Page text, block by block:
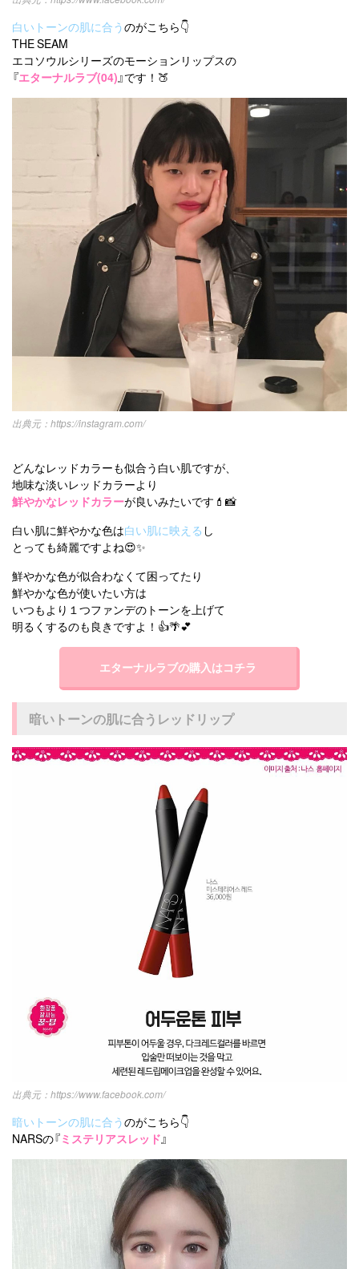
白いトーンの肌に合うのがこちら👇
THE SEAM
エコソウルシリーズのモーションリップスの
『エターナルラブ(04)』です！🍑
https://instagram.com/
どんなレッドカラーも似合う白い肌ですが、
地味な淡いレッドカラーより
鮮やかなレッドカラーが良いみたいです💄📸
白い肌に鮮やかな色は白い肌に映える し
とっても綺麗ですよね😍✨
鮮やかな色が似合わなくて困ってたり
鮮やかな色が使いたい方は
いつもより１つファンデのトーンを上げて
明るくするのも良きですよ！👍🌴💕
エターナルラブの購入はコチラ
暗いトーンの肌に合うレッドリップ
https://www.facebook.com/
暗いトーンの肌に合うのがこちら👇
NARSの『ミステリアスレッド 』